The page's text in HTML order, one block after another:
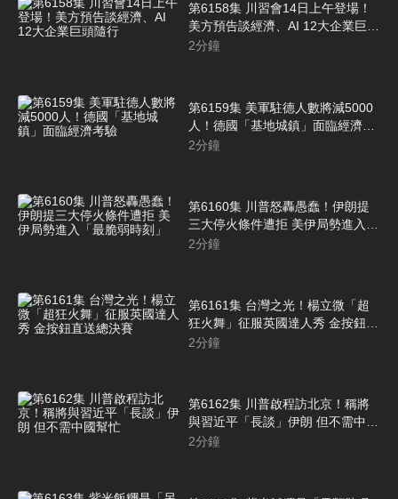
第6158集 川習會14日上午登場！
美方預告談經濟、AI 12大企業巨頭
隨行
2分鐘
第6159集 美軍駐德人數將減5000
人！德國「基地城鎮」面臨經濟考
驗
2分鐘
第6160集 川普怒轟愚蠢！伊朗提
三大停火條件遭拒 美伊局勢進入
「最脆弱時刻」
2分鐘
第6161集 台灣之光！楊立微「超
狂火舞」征服英國達人秀 金按鈕直
送總決賽
2分鐘
第6162集 川普啟程訪北京！稱將
與習近平「長談」伊朗 但不需中國
幫忙
2分鐘